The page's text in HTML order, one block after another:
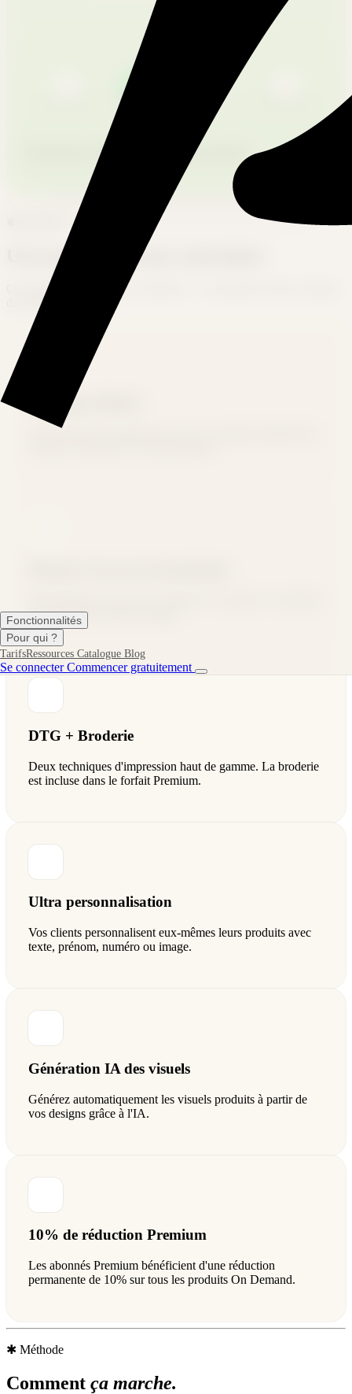
Fonctionnalités
Pour qui ?
TarifsRessources Catalogue Blog
Se connecterCommencer gratuitement
PRODUCTION QUALITÉ
Production déclenchée à la commande
Une production sans contraintes
Concentrez-vous sur votre créativité — nous gérons toute la chaîne
de production.
Catalogue illimité
clics avec notre éditeur intégré.
DTG + Broderie
Deux techniques d'impression haut de gamme. La broderie
est incluse dans le forfait Premium.
Ultra personnalisation
Vos clients personnalisent eux-mêmes leurs produits avec
texte, prénom, numéro ou image.
Génération IA des visuels
Générez automatiquement les visuels produits à partir de
vos designs grâce à l'IA.
10% de réduction Premium
Les abonnés Premium bénéficient d'une réduction
permanente de 10% sur tous les produits On Demand.
✱ Méthode
Comment ça marche.